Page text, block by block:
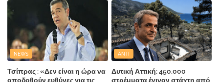
NEWS
Τσίπρας : «Δεν είναι η ώρα να
αποδοθούν ευθύνες για τις
ANTI
Δυτική Αττική: 450.000
στρέμματα έγιναν στάχτη από